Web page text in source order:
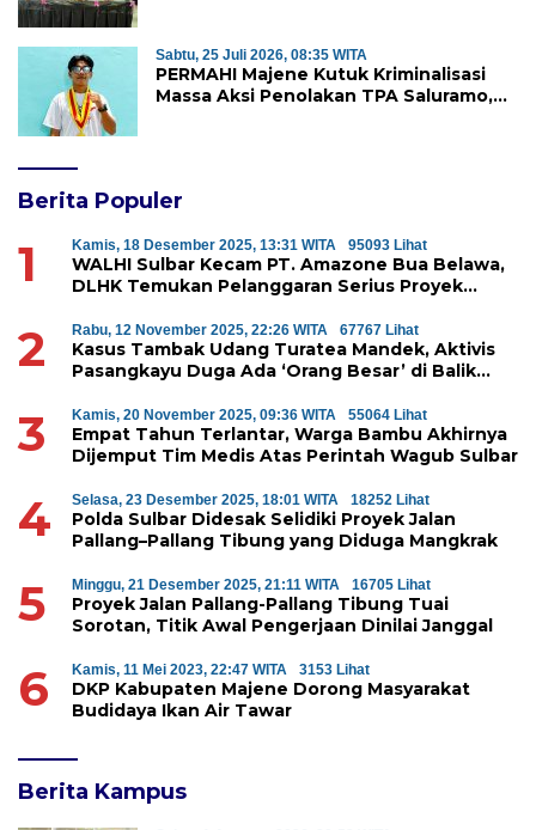
Sabtu, 25 Juli 2026, 08:35 WITA
PERMAHI Majene Kutuk Kriminalisasi
Massa Aksi Penolakan TPA Saluramo,
Berita Populer
1 Kamis, 18 Desember 2025, 13:31 WITA 95093 Lihat
WALHI Sulbar Kecam PT. Amazone Bua Belawa,
DLHK Temukan Pelanggaran Serius Proyek
2 Rabu, 12 November 2025, 22:26 WITA 67767 Lihat
Kasus Tambak Udang Turatea Mandek, Aktivis
Pasangkayu Duga Ada ‘Orang Besar’ di Balik
3 Kamis, 20 November 2025, 09:36 WITA 55064 Lihat
Empat Tahun Terlantar, Warga Bambu Akhirnya
Dijemput Tim Medis Atas Perintah Wagub Sulbar
4 Selasa, 23 Desember 2025, 18:01 WITA 18252 Lihat
Polda Sulbar Didesak Selidiki Proyek Jalan
Pallang–Pallang Tibung yang Diduga Mangkrak
5 Minggu, 21 Desember 2025, 21:11 WITA 16705 Lihat
Proyek Jalan Pallang-Pallang Tibung Tuai
Sorotan, Titik Awal Pengerjaan Dinilai Janggal
6 Kamis, 11 Mei 2023, 22:47 WITA 3153 Lihat
DKP Kabupaten Majene Dorong Masyarakat
Budidaya Ikan Air Tawar
Berita Kampus